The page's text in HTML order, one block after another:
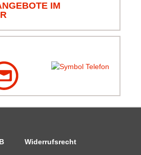
IM
Widerrufsrecht